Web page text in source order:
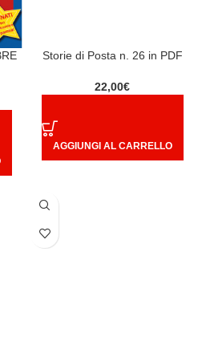
Storie di Posta n. 26 in PDF
22,00€
AGGIUNGI AL CARRELLO